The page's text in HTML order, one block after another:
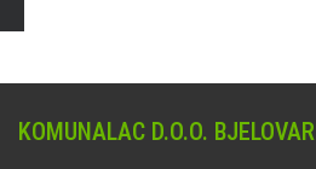
KOMUNALAC D.O.O. BJELOVAR